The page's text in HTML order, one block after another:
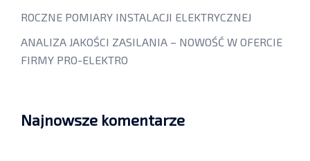
ROCZNE POMIARY INSTALACJI ELEKTRYCZNEJ
ANALIZA JAKOŚCI ZASILANIA – NOWOŚĆ W OFERCIE
FIRMY PRO-ELEKTRO
Najnowsze komentarze